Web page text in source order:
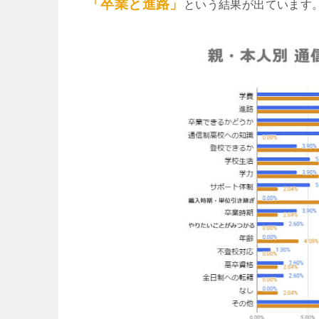
「卒業と進路」 という結果が出ています